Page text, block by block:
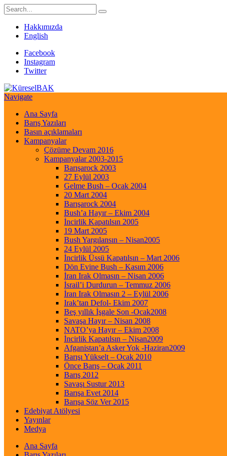
Hakkımızda
English
Facebook
Instagram
Twitter
Navigate
Ana Sayfa
Barış Yazıları
Basın açıklamaları
Kampanyalar
Çözüme Devam 2016
Kampanyalar 2003-2015
Barışarock 2003
27 Eylül 2003
Gelme Bush – Ocak 2004
20 Mart 2004
Barışarock 2004
Bush’a Hayır – Ekim 2004
İncirlik Kapatılsın 2005
19 Mart 2005
Bush Yargılansın – Nisan2005
24 Eylül 2005
İncirlik Üssü Kapatılsın – Mart 2006
Dön Evine Bush – Kasım 2006
İran Irak Olmasın – Nisan 2006
İsrail’i Durdurun – Temmuz 2006
İran Irak Olmasın 2 – Eylül 2006
Irak’tan Defol- Ekim 2007
Beş yıllık İşgale Son -Ocak2008
Savaşa Hayır – Nisan 2008
NATO’ya Hayır – Ekim 2008
İncirlik Kapatılsın – Nisan2009
Afganistan’a Asker Yok -Haziran2009
Barışı Yükselt – Ocak 2010
Önce Barış – Ocak 2011
Barış 2012
Savaşı Sustur 2013
Barışa Evet 2014
Barışa Söz Ver 2015
Edebiyat Atölyesi
Yayınlar
Medya
Ana Sayfa